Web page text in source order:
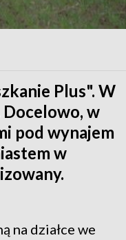
Plus". W
w
pod wynajem
w
na działce we